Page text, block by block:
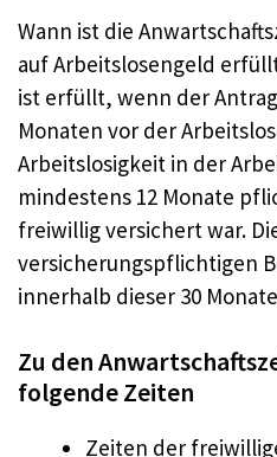
Wann ist die
auf Arbeitslosengeld
ist erfüllt, wenn der
Monaten vor der
Arbeitslosigkeit in der
mindestens 12 Monate
freiwillig versichert war.
versicherungspflichtigen
innerhalb dieser 30
Zu den
folgende Zeiten
Zeiten der